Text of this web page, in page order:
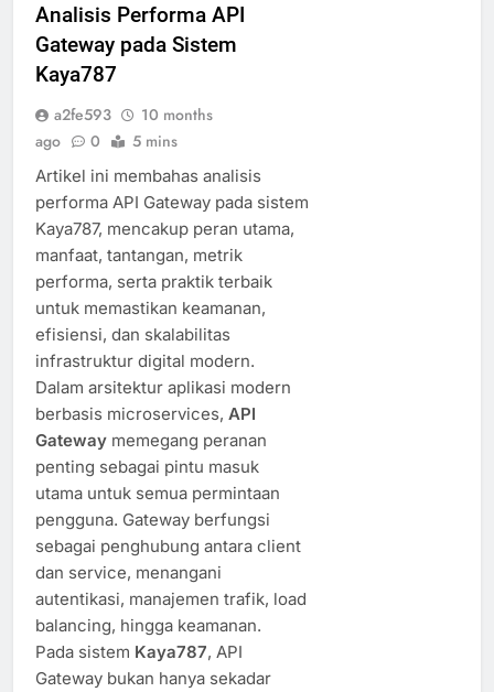
Analisis Performa API
Gateway pada Sistem
Kaya787
a2fe593
10 months
ago
0 5 mins
Artikel ini membahas analisis
performa API Gateway pada sistem
Kaya787, mencakup peran utama,
manfaat, tantangan, metrik
performa, serta praktik terbaik
untuk memastikan keamanan,
efisiensi, dan skalabilitas
infrastruktur digital modern.
Dalam arsitektur aplikasi modern
berbasis microservices, API
Gateway memegang peranan
penting sebagai pintu masuk
utama untuk semua permintaan
pengguna. Gateway berfungsi
sebagai penghubung antara client
dan service, menangani
autentikasi, manajemen trafik, load
balancing, hingga keamanan.
Pada sistem Kaya787, API
Gateway bukan hanya sekadar